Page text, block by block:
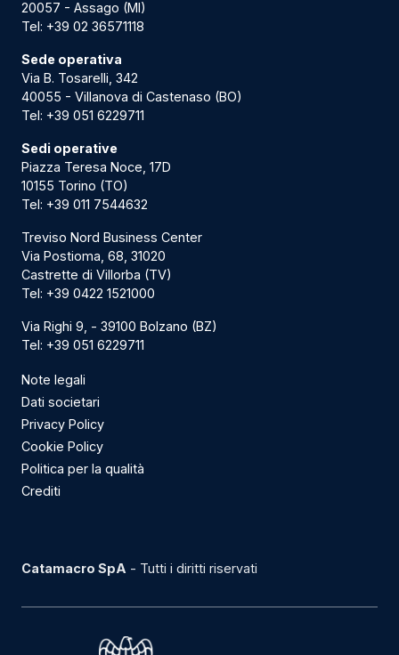
20057 - Assago (MI)
Tel: +39 02 36571118
Sede operativa
Via B. Tosarelli, 342
40055 - Villanova di Castenaso (BO)
Tel: +39 051 6229711
Sedi operative
Piazza Teresa Noce, 17D
10155 Torino (TO)
Tel: +39 011 7544632
Treviso Nord Business Center
Via Postioma, 68, 31020
Castrette di Villorba (TV)
Tel: +39 0422 1521000
Via Righi 9, - 39100 Bolzano (BZ)
Tel: +39 051 6229711
Note legali
Dati societari
Privacy Policy
Cookie Policy
Politica per la qualità
Crediti
Catamacro SpA - Tutti i diritti riservati